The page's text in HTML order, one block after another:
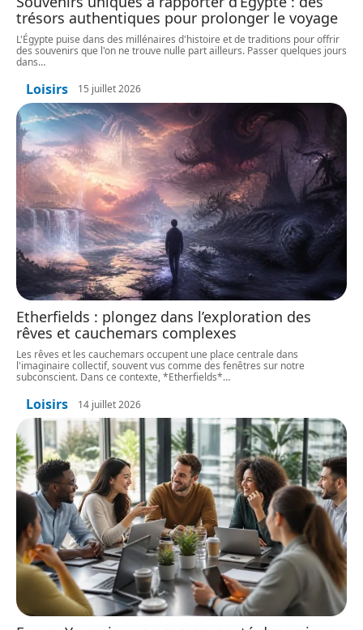
trésors authentiques pour prolonger le voyage
L'Égypte puise dans des millénaires d'histoire et de traditions pour offrir
des souvenirs que l'on ne trouve nulle part ailleurs. Passer quelques jours
dans…
Loisirs 15 juillet 2026
Etherfields : plongez dans l’exploration des
rêves et cauchemars complexes
Les rêves et les cauchemars occupent une place centrale dans
l'imaginaire collectif, souvent vus comme des fenêtres sur notre
subconscient. Dans ce contexte, *Etherfields*…
Loisirs 14 juillet 2026